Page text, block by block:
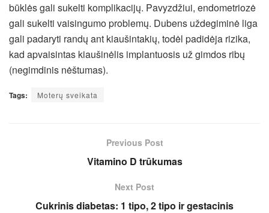
būklės gali sukelti komplikacijų. Pavyzdžiui, endometriozė
gali sukelti vaisingumo problemų. Dubens uždegiminė liga
gali padaryti randų ant kiaušintakių, todėl padidėja rizika,
kad apvaisintas kiaušinėlis implantuosis už gimdos ribų
(negimdinis nėštumas).
Tags: Moterų sveikata
Previous Post
Vitamino D trūkumas
Next Post
Cukrinis diabetas: 1 tipo, 2 tipo ir gestacinis